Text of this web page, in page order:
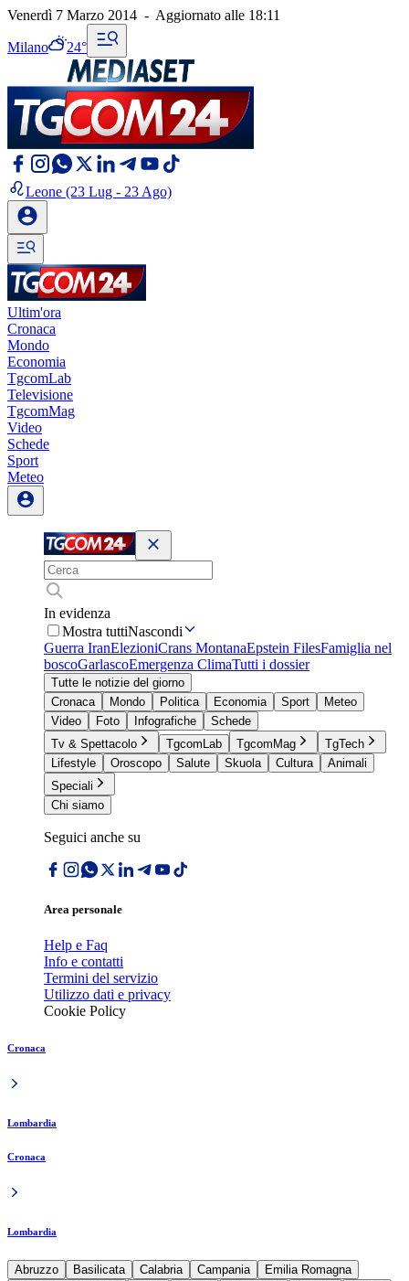
Venerdì 7 Marzo 2014 - Aggiornato alle 18:11
Milano 24°
Leone (23 Lug - 23 Ago)
Ultim'ora
Cronaca
Mondo
Economia
TgcomLab
Televisione
TgcomMag
Video
Schede
Sport
Meteo
In evidenza
Mostra tuttiNascondi
Guerra IranElezioniCrans MontanaEpstein FilesFamiglia nel
boscoGarlascoEmergenza ClimaTutti i dossier
Tutte le notizie del giorno
Cronaca
Mondo Politica Economia Sport
Meteo
Video
Foto Infografiche
Schede
Tv & Spettacolo
TgcomLab TgcomMag
TgTech
Lifestyle
Oroscopo Salute Skuola Cultura
Animali
Speciali
Chi siamo
Seguici anche su
Area personale
Help e Faq
Info e contatti
Termini del servizio
Utilizzo dati e privacy
Cookie Policy
Cronaca
Lombardia
Cronaca
Lombardia
Abruzzo Basilicata Calabria Campania
Emilia Romagna